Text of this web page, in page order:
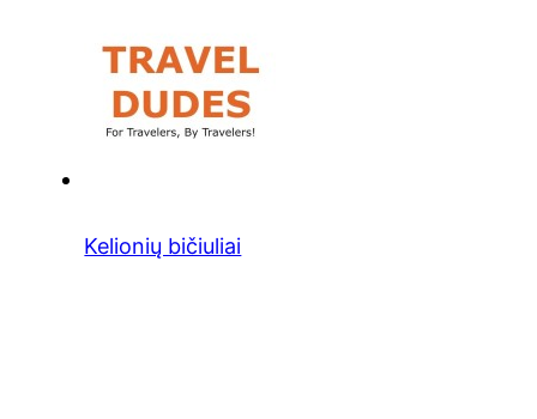
Kelionių bičiuliai